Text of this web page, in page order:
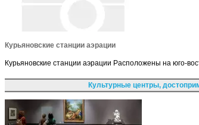
Курьяновские станции аэрации
Курьяновские станции аэрации Расположены на юго-
Культурные центры,